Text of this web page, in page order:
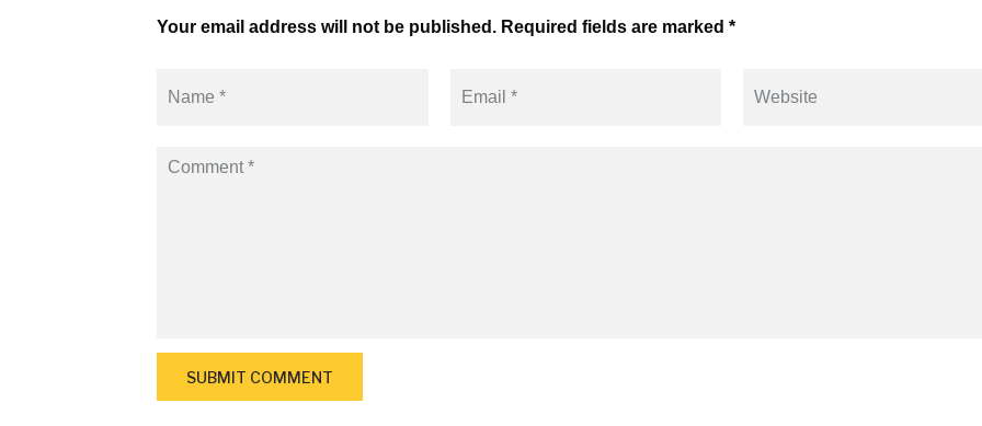
Your email address will not be published. Required fields are marked *